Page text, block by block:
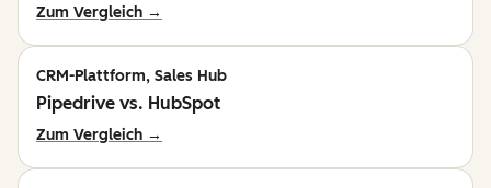
Zum Vergleich →
CRM-Plattform, Sales Hub
Pipedrive vs. HubSpot
Zum Vergleich →